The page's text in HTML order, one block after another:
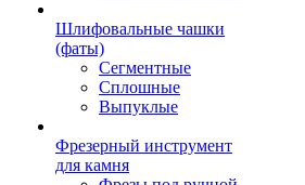
Шлифовальные чашки
(фаты)
Сегментные
Сплошные
Выпуклые
Фрезерный инструмент
для камня